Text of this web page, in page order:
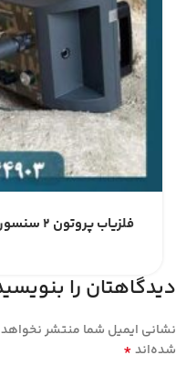
فلزیاب پروتون 2 سنسور — قیمت روز + نقد و بررسی کامل
دیدگاهتان را
نشانی ایمیل شما منتشر
شده‌اند*